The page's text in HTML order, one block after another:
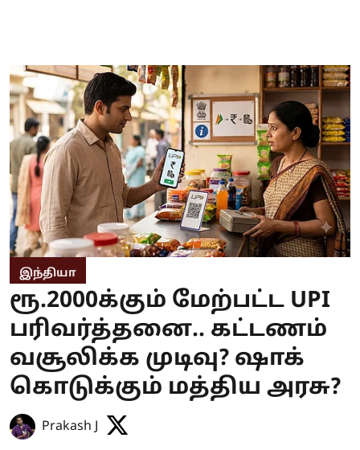
இந்தியா
ரூ.2000க்கும் மேற்பட்ட UPI
பரிவர்த்தனை.. கட்டணம்
வசூலிக்க முடிவு? ஷாக்
கொடுக்கும் மத்திய அரசு?
Prakash J